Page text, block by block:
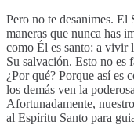
Pero no te desanimes.
maneras que nunca has
como Él es santo: a vivir
Su salvación. Esto no es
¿Por qué? Porque así es
los demás ven la
Afortunadamente,
al Espíritu Santo para